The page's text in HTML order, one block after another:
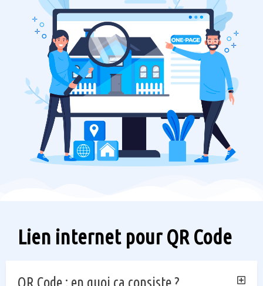
Lien internet pour QR Code
QR Code : en quoi ça consiste ?